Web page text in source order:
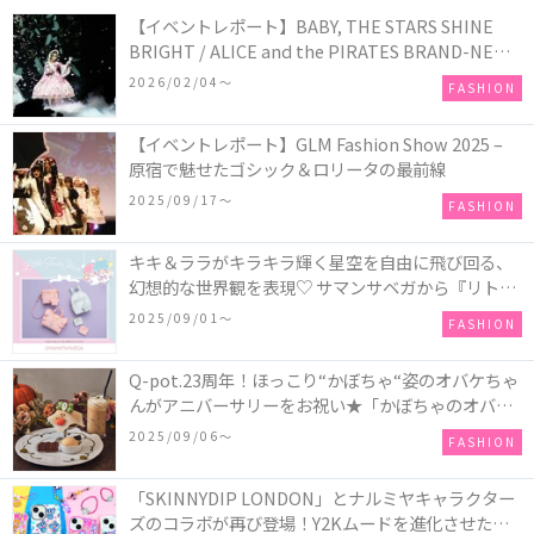
【イベントレポート】BABY, THE STARS SHINE
BRIGHT / ALICE and the PIRATES BRAND-NEW
COLLECTION in TOKYO
2026/02/04〜 FASHION
【イベントレポート】GLM Fashion Show 2025 –
原宿で魅せたゴシック＆ロリータの最前線
2025/09/17〜 FASHION
キキ＆ララがキラキラ輝く星空を自由に飛び回る、
幻想的な世界観を表現♡ サマンサベガから『リトル
ツインスターズ』50周年アニバーサリーイヤー』を
2025/09/01〜 FASHION
Q-pot.23周年！ほっこり“かぼちゃ“姿のオバケちゃ
んがアニバーサリーをお祝い★「かぼちゃのオバケ
ーキアクセサリー」が新発売！Q-pot CAFE.では
「かぼちゃのオバケーキプレート」も登場
2025/09/06〜 FASHION
「SKINNYDIP LONDON」とナルミヤキャラクター
ズのコラボが再び登場！Y2Kムードを進化させた新